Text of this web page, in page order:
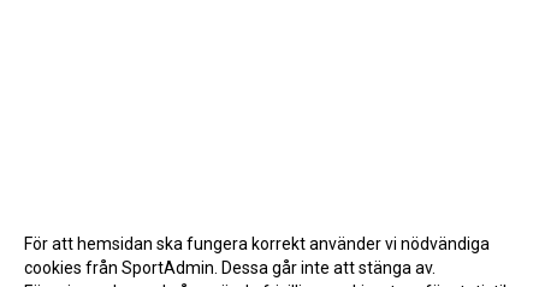
För att hemsidan ska fungera korrekt använder vi nödvändiga
cookies från SportAdmin. Dessa går inte att stänga av.